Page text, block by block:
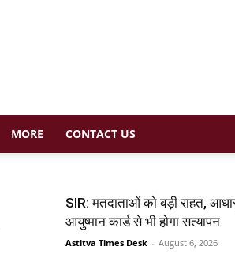
MORE CONTACT US
SIR: मतदाताओं को बड़ी राहत,
आयुष्मान कार्ड से भी होगा सत्यापन
Astitva Times Desk - August 6, 2026